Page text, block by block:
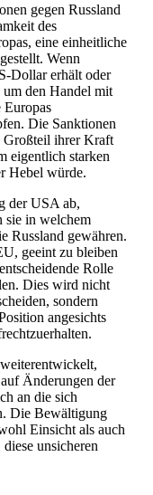
gegen Russland
des
eine einheitliche
Wenn
Dollar erhält oder
den Handel mit
Europas
Die Sanktionen
Großteil ihrer Kraft
eigentlich starken
Hebel würde.
der USA ab,
sie in welchem
Russland gewähren.
geeint zu bleiben
Rolle
Dies wird nicht
sondern
angesichts
Änderungen der
an die sich
Die Bewältigung
Einsicht als auch
unsicheren